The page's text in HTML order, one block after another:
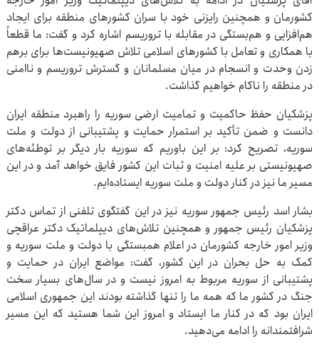
کشورمان و همچنین رایزنی خود با سران کشورهای منطقه برای ایجاد
هم‌افزایی و هم‌بستگی در مقابله با تروریسم اشاره کرد و گفت‌: ما قطعاً
با همکاری و تعامل با کشورهای اسلامی تلاش صهیونیست‌ها برای برهم
زدن وحدت و انسجام در میان مسلمانان و گسترش تروریسم و ناامنی
در منطقه را ناکام خواهیم گذاشت.
پزشکیان حفظ حاکمیت و تمامیت ارضی سوریه را راهبرد منطقه ایران
دانست و ضمن تأکید بر استمرار حمایت و پشتیبانی از دولت و ملت
سوریه، تصریح کرد: بر این باوریم که سوریه بار دیگر بر توطئه‌های
صهیونیستی بر علیه امنیت و ثبات این کشور فایق خواهد آمد و در این
مسیر ما نیز در کنار دولت و ملت سوریه ایستاده‌ایم.
بشار اسد رئیس جمهور سوریه نیز در این گفتگوی تلفنی از تماس دکتر
پزشکیان رئیس جمهور و همچنین تلاش‌های دیپلماتیک دکتر عراقچی
وزیر امور خارجه کشورمان در اعلام همبستگی با دولت و ملت سوریه و
کمک به حل بحران در این کشور، گفت‌: مواضع ایران در حمایت و
پشتیبانی از سوریه مربوط به امروز نیست و در سال‌های بسیار سخت
جنگ در کشور ما که همه ما را تنها گذاشته بودند این جمهوری اسلامی
ایران بود که در کنار ما ایستاد و امروز این شما هستید که این مسیر
شرافتمندانه را ادامه می‌دهید.